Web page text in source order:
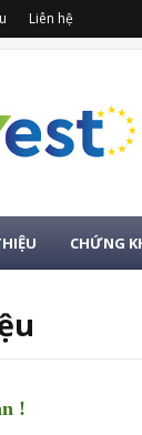
Liên hệ
CHỨNG
!